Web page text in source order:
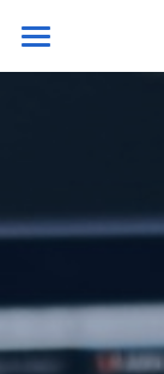
首页
客户案例
关于策推